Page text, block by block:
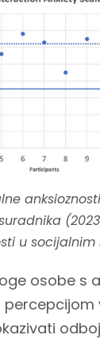
u
osobe s
percepcijom